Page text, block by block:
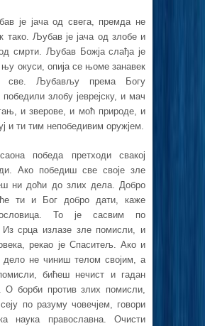
је јача од свега, премда не
тако. Љубав је јача од злобе и
смрти. Љубав Божја слађа је
окуси, опија се њоме занавек
све. Љубављу према Богу
злобу јеврејску, и мач
и зверове, и моћ природе, и
и ти тим непобедивим оружјем.
победа претходи свакој
Ако победиш све своје зле
ни доћи до злих дела. Добро
ти и Бог добро дати, каже
То је сасвим по
срца излазе зле помисли, и
рекао је Спаситељ. Ако и
дело не чиниш телом својим, а
бићеш нечист и гадан
О борби против злих помисли,
по разуму човечјем, говори
наука православна. Очисти